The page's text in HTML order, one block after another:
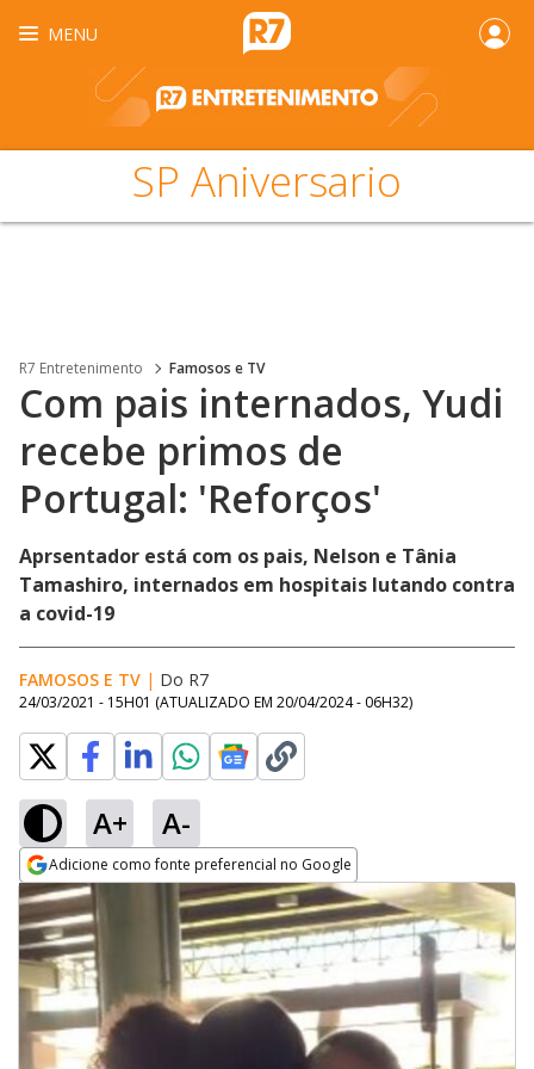
MENU
SP Aniversario
R7 Entretenimento Famosos e TV
Com pais internados, Yudi
recebe primos de
Portugal: 'Reforços'
Aprsentador está com os pais, Nelson e Tânia
Tamashiro, internados em hospitais lutando contra
a covid-19
FAMOSOS E TV | Do R7
24/03/2021 - 15H01 (ATUALIZADO EM 20/04/2024 - 06H32)
A+ A-
Adicione como fonte preferencial no Google
Opens in new window